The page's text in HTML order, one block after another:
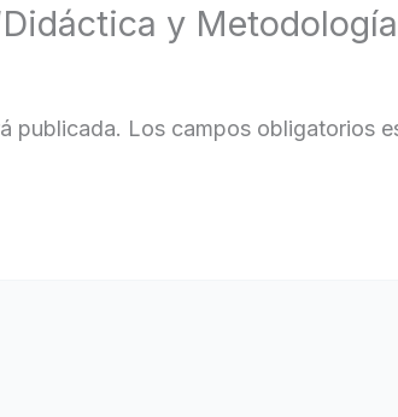
y
publicada. Los campos obligatorios